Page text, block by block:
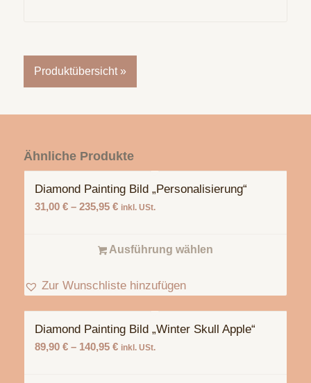
Produktübersicht »
Ähnliche Produkte
Diamond Painting Bild „Personalisierung“
31,00 €– 235,95 € inkl. USt.
Ausführung wählen
Zur Wunschliste hinzufügen
Diamond Painting Bild „Winter Skull Apple“
89,90 €– 140,95 € inkl. USt.